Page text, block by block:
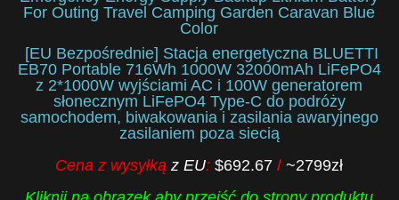
[EU Bezpośrednie] Stacja energetyczna BLUETTI
EB70 Portable 716Wh 1000W 32000mAh LiFePO4
z 2*1000W wyjściami AC i 100W generatorem
słonecznym LiFePO4 Type-C do podróży
samochodem, biwakowania i zasilania awaryjnego
zasilaniem poza siecią
Cena z wysyłkąz EU:$692.67/~2799zł